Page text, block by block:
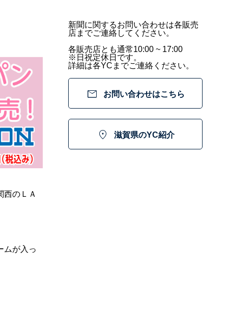
西のＬＡ
ムが入っ
新聞に関するお問い合わせは各販売
店までご連絡してください。
各販売店とも通常10:00 ~ 17:00
※日祝定休日です。
詳細は各YCまでご連絡ください。
 お問い合わせはこちら
 滋賀県のYC紹介